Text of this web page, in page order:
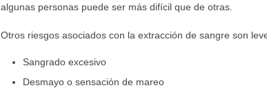
algunas personas puede ser más difícil que de otras.
Otros riesgos asociados con la extracción de sangre son
Sangrado excesivo
Desmayo o sensación de mareo